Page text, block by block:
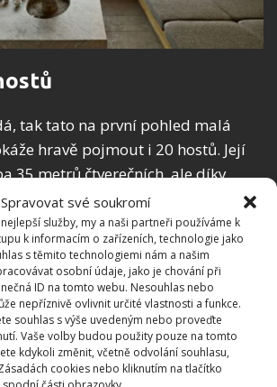
Spravovat své soukromí
služby, my a naši partneři používáme k
k informacím o zařízeních, technologie jako
s těmito technologiemi nám a našim
osobní údaje, jako je chování při
ID na tomto webu. Nesouhlas nebo
nepříznivě ovlivnit určité vlastnosti a funkce.
souhlas s výše uvedeným nebo proveďte
Vaše volby budou použity pouze na tomto
kdykoli změnit, včetně odvolání souhlasu,
cookies nebo kliknutím na tlačítko
tak tato na první pohled malá
hravě pojmout i 20 hostů. Její
35 metrů čtverečních, ale díky
a využití prostoru hravě pojme i
A to hlavně díky využití
které jsou umístěny po
tomu, že chata má také menší
slouží jako místo pro nocleh.